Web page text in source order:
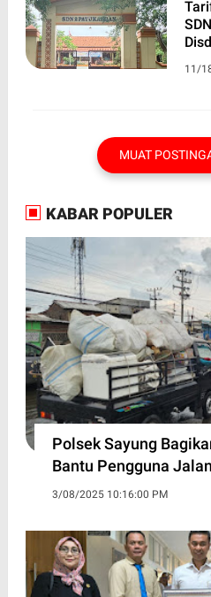
11/
MUAT
KABAR POPULER
Polsek Sayung
Bantu Pengguna
3/08/2025 10:16:00 PM